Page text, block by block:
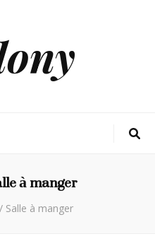
à manger
/ Salle à manger